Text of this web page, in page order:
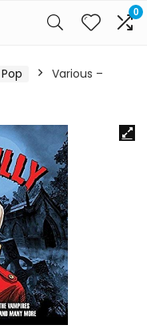
0
Pop
Various –